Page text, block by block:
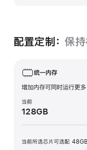
配置定制：保持
统一内存
增加内存可同时运行更
当前
128GB
当前所选芯片可选配